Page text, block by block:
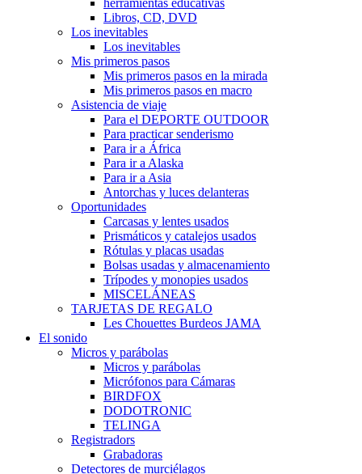
herramientas educativas
Libros, CD, DVD
Los inevitables
Los inevitables
Mis primeros pasos
Mis primeros pasos en la mirada
Mis primeros pasos en macro
Asistencia de viaje
Para el DEPORTE OUTDOOR
Para practicar senderismo
Para ir a África
Para ir a Alaska
Para ir a Asia
Antorchas y luces delanteras
Oportunidades
Carcasas y lentes usados
Prismáticos y catalejos usados
Rótulas y placas usadas
Bolsas usadas y almacenamiento
Trípodes y monopies usados
MISCELÁNEAS
TARJETAS DE REGALO
Les Chouettes Burdeos JAMA
El sonido
Micros y parábolas
Micros y parábolas
Micrófonos para Cámaras
BIRDFOX
DODOTRONIC
TELINGA
Registradors
Grabadoras
Detectores de murciélagos